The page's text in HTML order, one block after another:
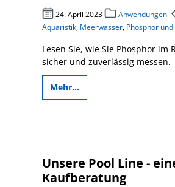
24. April 2023 Anwendungen
Aquaristik, Meerwasser, Phosphor
Lesen Sie, wie Sie Phosphor im
sicher und zuverlässig messen.
Mehr...
Unsere Pool Line -
Kaufberatung